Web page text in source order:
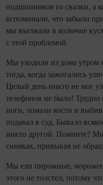
подшипников со свалки, а
вспоминали, что забыли
мы въезжали в колючие
с этой проблемой.
Мы уходили из дома утром
тогда, когда зажигались
Целый день никто не мог
телефонов не было! Трудно
ноги, ломали кости и
подавал в суд. Бывало
никто другой. Помните?
синяках, привыкая не
Мы ели пирожные,
этого не толстел, потому